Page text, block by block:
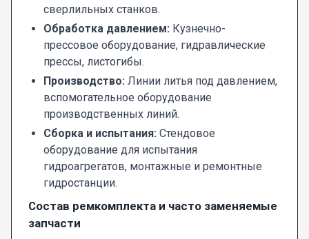
сверлильных станков.
Обработка давлением: Кузнечно-
прессовое оборудование, гидравлические
прессы, листогибы.
Производство: Линии литья под давлением,
вспомогательное оборудование
производственных линий.
Сборка и испытания: Стендовое
оборудование для испытания
гидроагрегатов, монтажные и ремонтные
гидростанции.
Состав ремкомплекта и часто заменяемые
запчасти